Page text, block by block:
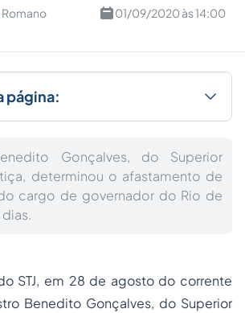
Romano 01/09/2020 às 14:00
página:
Gonçalves, do Superior
determinou o afastamento de
cargo de governador do Rio de
STJ, em 28 de agosto do corrente
Benedito Gonçalves, do Superior